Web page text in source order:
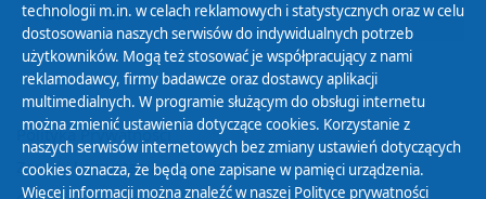
28 29 30 31 01 02 03
Polityka Prywatności
Zasady korzystania z Serwisu
technologii m.in. w celach reklamowych i statystycznych oraz w celu
dostosowania naszych serwisów do indywidualnych potrzeb
użytkowników. Mogą też stosować je współpracujący z nami
reklamodawcy, firmy badawcze oraz dostawcy aplikacji
multimedialnych. W programie służącym do obsługi internetu
można zmienić ustawienia dotyczące cookies. Korzystanie z
naszych serwisów internetowych bez zmiany ustawień dotyczących
cookies oznacza, że będą one zapisane w pamięci urządzenia.
Więcej informacji można znaleźć w naszej Polityce prywatności